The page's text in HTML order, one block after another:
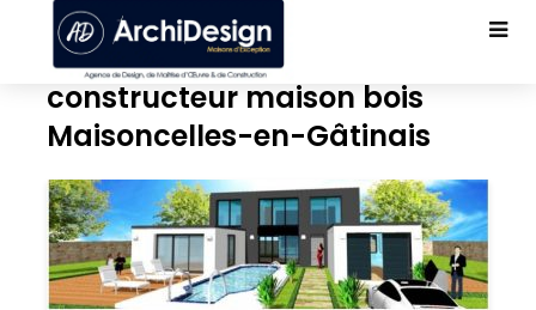
constructeur maison bois
Maisoncelles-en-Gâtinais